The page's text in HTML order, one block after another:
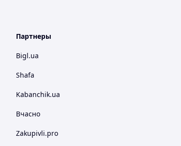
Партнеры
Bigl.ua
Shafa
Kabanchik.ua
Вчасно
Zakupivli.pro